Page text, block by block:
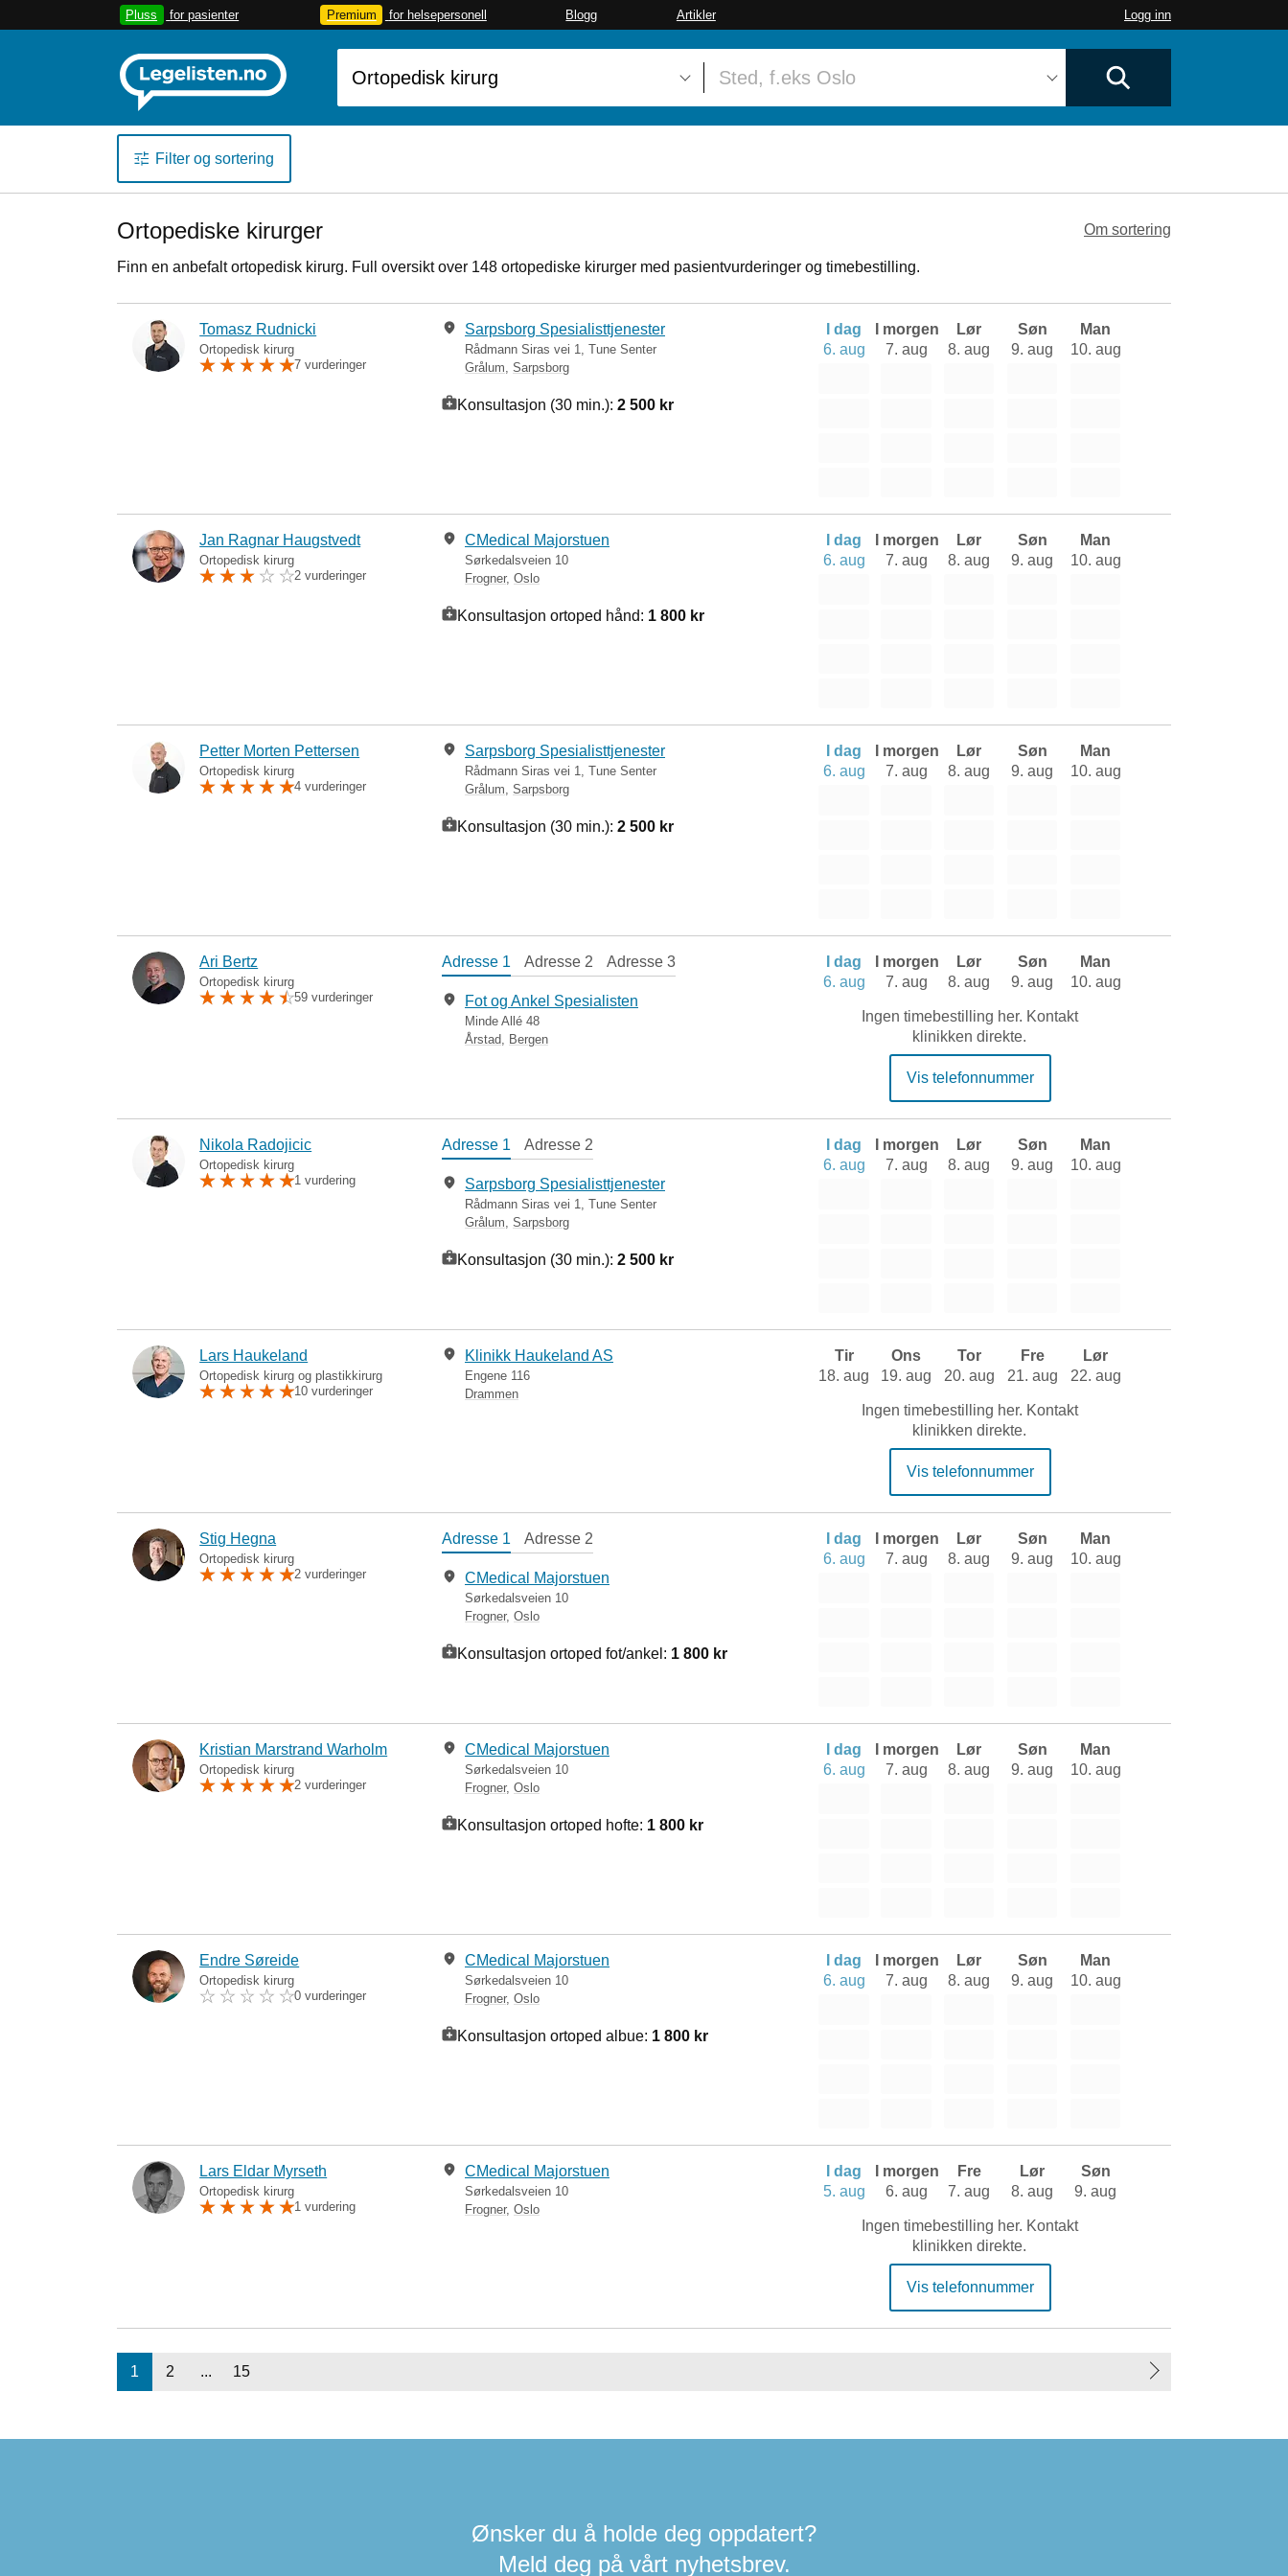
Pluss for pasienter Premium for helsepersonell Blogg Artikler Logg inn
Filter og sortering
Ortopediske kirurger
Finn en anbefalt ortopedisk kirurg. Full oversikt over 148 ortopediske kirurger med pasientvurderinger og timebestilling.
Om sortering
Tomasz Rudnicki
Ortopedisk kirurg
7 vurderinger
Sarpsborg Spesialisttjenester
Rådmann Siras vei 1, Tune Senter
Grålum Sarpsborg
Konsultasjon (30 min.): 2 500 kr
I dag
6. aug
I morgen
7. aug
Lør
8. aug
Søn
9. aug
Man
10. aug
Jan Ragnar Haugstvedt
Ortopedisk kirurg
2 vurderinger
CMedical Majorstuen
Sørkedalsveien 10
Frogner, Oslo
Konsultasjon ortoped hånd: 1 800 kr
I dag
6. aug
I morgen
7. aug
Lør
8. aug
Søn
9. aug
Man
10. aug
Petter Morten Pettersen
Ortopedisk kirurg
4 vurderinger
Sarpsborg Spesialisttjenester
Rådmann Siras vei 1, Tune Senter
Grålum Sarpsborg
Konsultasjon (30 min.): 2 500 kr
I dag
6. aug
I morgen
7. aug
Lør
8. aug
Søn
9. aug
Man
10. aug
Ari Bertz
Ortopedisk kirurg
59 vurderinger
Adresse 1 Adresse 2 Adresse 3
Fot og Ankel Spesialisten
​Minde Allé 48
Årstad Bergen
I dag
6. aug
I morgen
7. aug
Lør
8. aug
Søn
9. aug
Man
10. aug
Ingen timebestilling her. Kontakt
klinikken direkte.
Vis telefonnummer
Nikola Radojicic
Ortopedisk kirurg
1 vurdering
Adresse 1 Adresse 2
Sarpsborg Spesialisttjenester
Rådmann Siras vei 1, Tune Senter
Grålum Sarpsborg
Konsultasjon (30 min.): 2 500 kr
I dag
6. aug
I morgen
7. aug
Lør
8. aug
Søn
9. aug
Man
10. aug
Lars Haukeland
Ortopedisk kirurg og plastikkirurg
10 vurderinger
Klinikk Haukeland AS
Engene 116
Drammen
Tir
18. aug
Ons
19. aug
Tor
20. aug
Fre
21. aug
Lør
22. aug
Ingen timebestilling her. Kontakt
klinikken direkte.
Vis telefonnummer
Stig Hegna
Ortopedisk kirurg
2 vurderinger
Adresse 1 Adresse 2
CMedical Majorstuen
Sørkedalsveien 10
Frogner, Oslo
Konsultasjon ortoped fot/ankel: 1 800 kr
I dag
6. aug
I morgen
7. aug
Lør
8. aug
Søn
9. aug
Man
10. aug
Kristian Marstrand Warholm
Ortopedisk kirurg
2 vurderinger
CMedical Majorstuen
Sørkedalsveien 10
Frogner, Oslo
Konsultasjon ortoped hofte: 1 800 kr
I dag
6. aug
I morgen
7. aug
Lør
8. aug
Søn
9. aug
Man
10. aug
Endre Søreide
Ortopedisk kirurg
0 vurderinger
CMedical Majorstuen
Sørkedalsveien 10
Frogner, Oslo
Konsultasjon ortoped albue: 1 800 kr
I dag
6. aug
I morgen
7. aug
Lør
8. aug
Søn
9. aug
Man
10. aug
Lars Eldar Myrseth
Ortopedisk kirurg
1 vurdering
CMedical Majorstuen
Sørkedalsveien 10
Frogner, Oslo
I dag
5. aug
I morgen
6. aug
Fre
7. aug
Lør
8. aug
Søn
9. aug
Ingen timebestilling her. Kontakt
klinikken direkte.
Vis telefonnummer
1 2 ... 15
Ønsker du å holde deg oppdatert?
Meld deg på vårt nyhetsbrev.